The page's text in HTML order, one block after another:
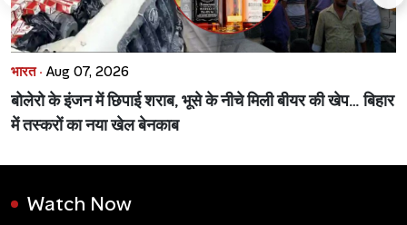
भारत · Aug 07, 2026
बोलेरो के इंजन में छिपाई शराब, भूसे के नीचे मिली बीयर की खेप… बिहार
में तस्करों का नया खेल बेनकाब
Watch Now